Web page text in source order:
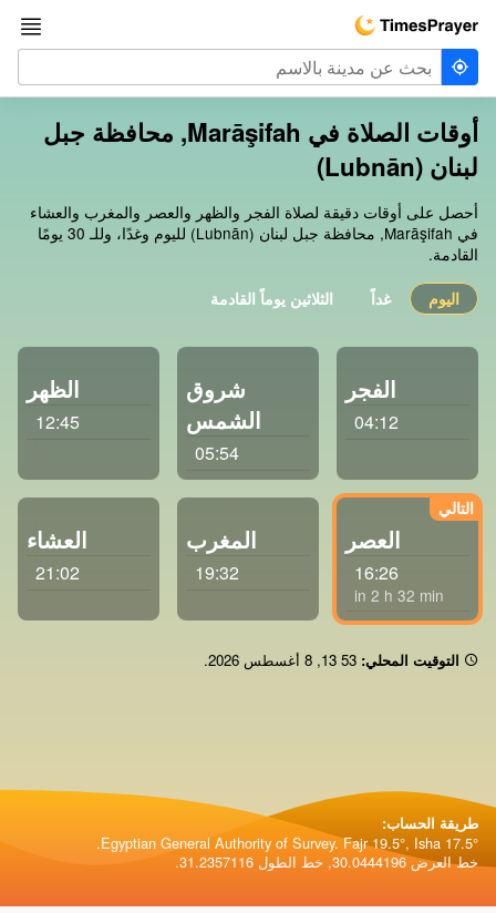
أوقات الصلاة في Marāşifah, محافظة جبل
لبنان (Lubnān)
أحصل على أوقات دقيقة لصلاة الفجر والظهر والعصر والمغرب والعشاء
في Marāşifah, محافظة جبل لبنان (Lubnān) لليوم وغدًا، وللـ 30 يومًا
القادمة.
اليوم غداً الثلاثين يوماً القادمة
الفجر
04:12
شروق
الشمس
05:54
الظهر
12:45
العصر
16:26
in 2 h 32 min
المغرب
19:32
العشاء
21:02
التوقيت المحلي: 13 53
, 8 أغسطس 2026 .
طريقة الحساب:
Egyptian General Authority of Survey. Fajr 19.5°, Isha 17.5°.
خط العرض 30.0444196, خط الطول 31.2357116.